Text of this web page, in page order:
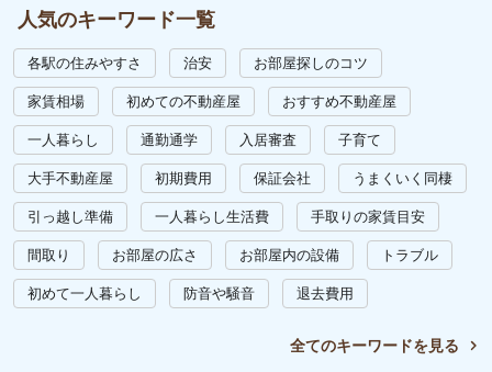
人気のキーワード一覧
各駅の住みやすさ 治安 お部屋探しのコツ
家賃相場 初めての不動産屋 おすすめ不動産屋
一人暮らし 通勤通学 入居審査 子育て
大手不動産屋 初期費用 保証会社 うまくいく同棲
引っ越し準備 一人暮らし生活費 手取りの家賃目安
間取り お部屋の広さ お部屋内の設備 トラブル
初めて一人暮らし 防音や騒音 退去費用
全てのキーワードを見る